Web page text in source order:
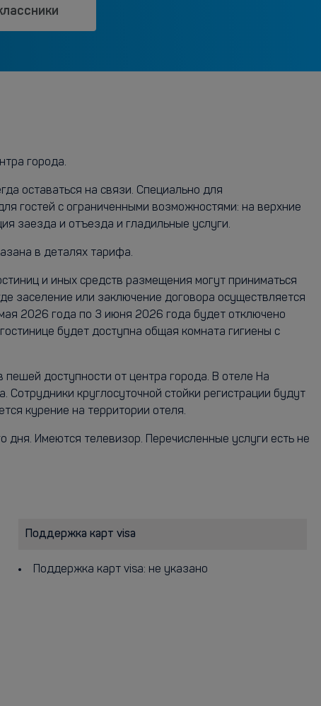
города.
оставаться на связи. Специально для
гостей с ограниченными возможностями: на верхние
заезда и отъезда и гладильные услуги.
в деталях тарифа.
и иных средств размещения могут приниматься
заселение или заключение договора осуществляется
2026 года по 3 июня 2026 года будет отключено
будет доступна общая комната гигиены с
доступности от центра города. В отеле На
круглосуточной стойки регистрации будут
курение на территории отеля.
Имеются телевизор. Перечисленные услуги есть не
Поддержка карт visa
Поддержка карт visa: не указано